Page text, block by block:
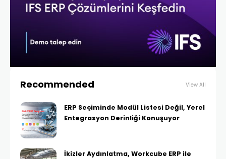
Recommended View All
ERP Seçiminde Modül Listesi Değil, Yerel
Entegrasyon Derinliği Konuşuyor
İkizler Aydınlatma, Workcube ERP ile